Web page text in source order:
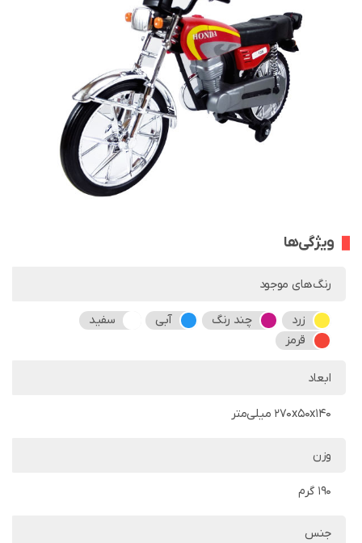
ویژگی‌ها
رنگ‌های موجود
زرد چند رنگ آبی
سفید
قرمز
ابعاد
270x50x140 میلی‌متر
وزن
190 گرم
جنس